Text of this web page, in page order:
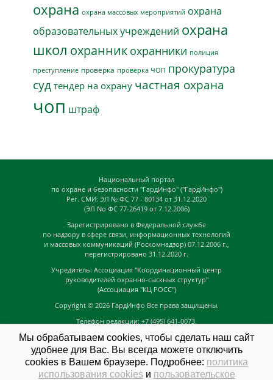
охрана охрана массовых мероприятий охрана
образовательных учреждений охрана
школ охранник охранники полиция
преступление проверка проверка ЧОП прокуратура
суд тендер на охрану частная охрана
чоп штраф
Национальный портал
по охране и безопасности "ГардИнфо" ("ГардИнфо")
Рег. СМИ: ЭЛ № ФС 77 - 80134 от 31.12.2020
(ЭЛ No ФС 77-26419 от 7.12.2006)
Зарегистрировано в Федеральной службе
по надзору в сфере связи, информационных технологий
и массовых коммуникаций (Роскомнадзор) 07.12.2006 г.,
перегистрировано 31.12.2020 г.
Учредитель: Ассоциация "Координационный центр
руководителей охранно-сыскных структур"
(Ассоциация "КЦ РОСС")
Copyright © 2026 ГардИнфо Все права защищены.
Телефон редакции: +7 (495) 641-0073,
news@guardinfo.online
Главный редактор: Кузьмин Д.А.
На сайте могут быть размещены
Мы обрабатываем cookies, чтобы сделать наш сайт
удобнее для Вас. Вы всегда можете отключить
cookies в Вашем браузере. Подробнее: политика
использования cookiesи пользовательское